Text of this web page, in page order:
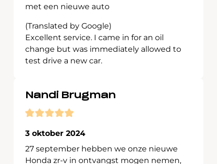
met een nieuwe auto
(Translated by Google)
Excellent service. I came in for an oil
change but was immediately allowed to
test drive a new car.
Nandi Brugman
3 oktober 2024
27 september hebben we onze nieuwe
Honda zr-v in ontvangst mogen nemen,